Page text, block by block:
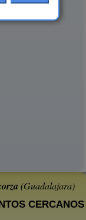
(Guadalajara)
CERCANOS